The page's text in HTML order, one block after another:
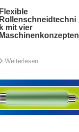
Flexible
Rollenschneidtechni
k mit vier
Maschinenkonzepten
Weiterlesen